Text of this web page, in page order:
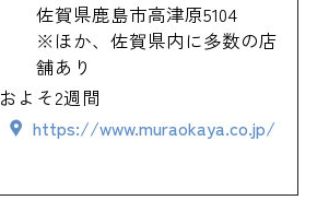
佐賀県鹿島市高津原5104
※ほか、佐賀県内に多数の店
舗あり
およそ2週間
https://www.muraokaya.co.jp/